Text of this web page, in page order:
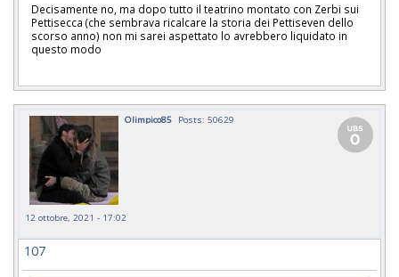
Decisamente no, ma dopo tutto il teatrino montato con Zerbi sui
Pettisecca (che sembrava ricalcare la storia dei Pettiseven dello
scorso anno) non mi sarei aspettato lo avrebbero liquidato in
questo modo
Olimpico85 Posts: 50629
12 ottobre, 2021 - 17:02
107